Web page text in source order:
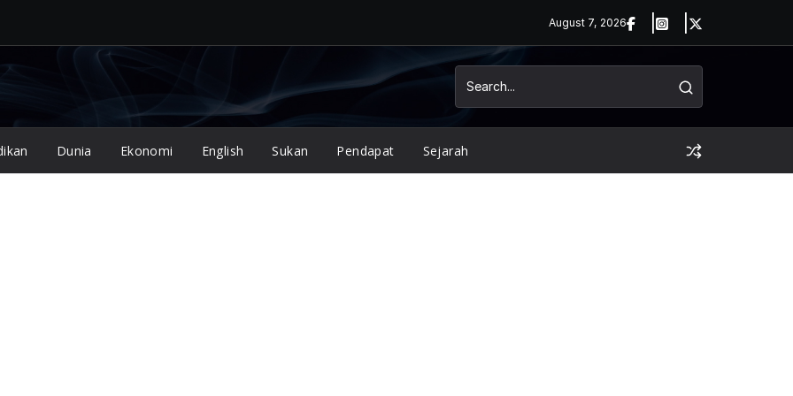
August 7, 2026
Dunia Ekonomi English Sukan Pendapat Sejarah